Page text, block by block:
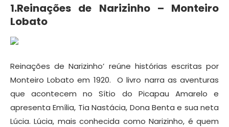
1.Reinações de Narizinho – Monteiro
Lobato
Reinações de Narizinho’ reúne histórias escritas por
Monteiro Lobato em 1920. O livro narra as aventuras
que acontecem no Sítio do Picapau Amarelo e
apresenta Emília, Tia Nastácia, Dona Benta e sua neta
Lúcia. Lúcia, mais conhecida como Narizinho, é quem